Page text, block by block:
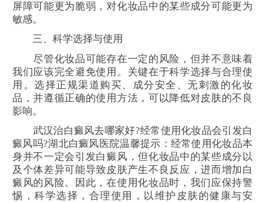
屏障可能更为脆弱，对化妆品中的某些成分可能更为
敏感。
三、科学选择与使用
尽管化妆品可能存在一定的风险，但并不意味着
我们应该完全避免使用。关键在于科学选择与合理使
用。选择正规渠道购买、成分安全、无刺激的化妆
品，并遵循正确的使用方法，可以降低对皮肤的不良
影响。
武汉治白癜风去哪家好?经常使用化妆品会引发白
癜风吗?湖北白癜风医院温馨提示：经常使用化妆品本
身并不一定会引发白癜风，但化妆品中的某些成分以
及个体差异可能导致皮肤产生不良反应，进而增加白
癜风的风险。因此，在使用化妆品时，我们应保持警
惕，科学选择，合理使用，以维护皮肤的健康与安